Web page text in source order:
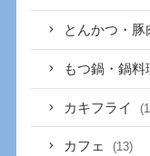
とんかつ・豚
もつ鍋・鍋料
カキフライ
カフェ (13)